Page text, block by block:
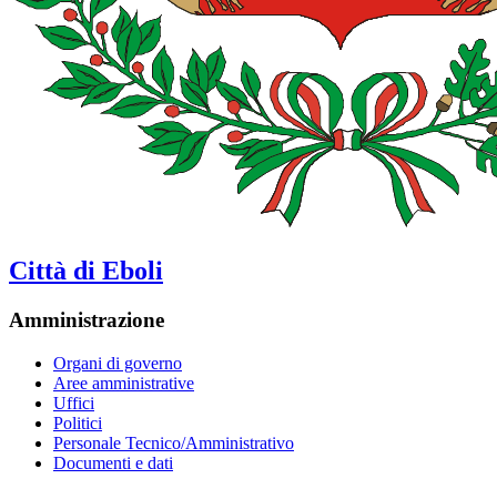
Città di Eboli
Amministrazione
Organi di governo
Aree amministrative
Uffici
Politici
Personale Tecnico/Amministrativo
Documenti e dati